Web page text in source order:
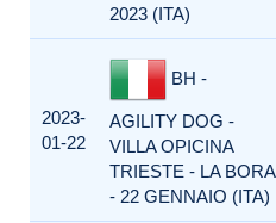
2023 (ITA)
2023-
01-22
BH -
AGILITY DOG -
VILLA OPICINA
TRIESTE - LA BORA
- 22 GENNAIO (ITA)